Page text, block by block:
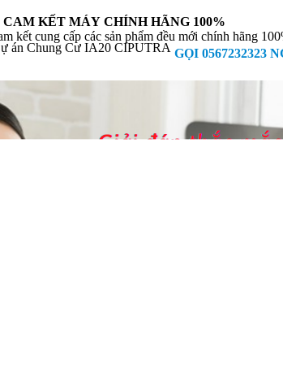
CAM KẾT MÁY CHÍNH HÃNG 100%
kết cung cấp các sản phẩm đều mới chính hãng
GỌI 0567232323